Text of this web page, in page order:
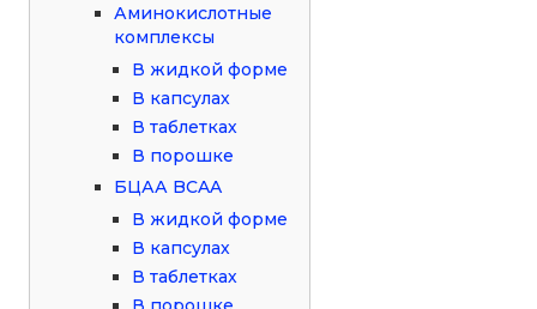
Аминокислотные
комплексы
В жидкой форме
В капсулах
В таблетках
В порошке
БЦАА BCAA
В жидкой форме
В капсулах
В таблетках